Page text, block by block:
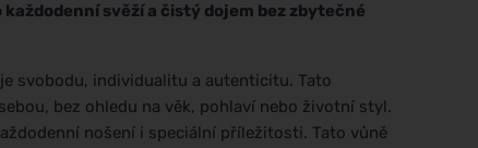
svěží a čistý dojem bez zbytečné
svobodu, individualitu a autenticitu. Tato
bez ohledu na věk, pohlaví nebo životní styl.
nošení i speciální příležitosti. Tato vůně